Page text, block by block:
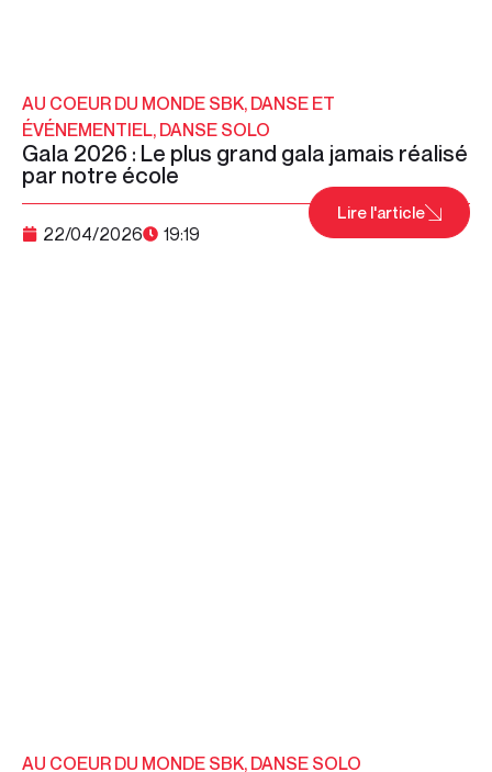
AU COEUR DU MONDE SBK, DANSE ET
ÉVÉNEMENTIEL, DANSE SOLO
Gala 2026 : Le plus grand gala jamais réalisé
par notre école
22/04/2026 19:19
Lire l'article
AU COEUR DU MONDE SBK, DANSE SOLO